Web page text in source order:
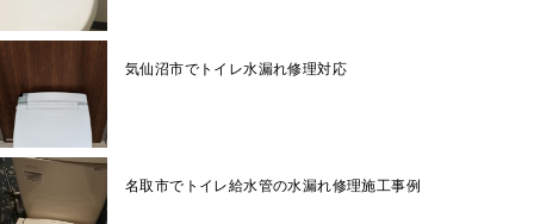
気仙沼市でトイレ水漏れ修理対応
名取市でトイレ給水管の水漏れ修理施工事例